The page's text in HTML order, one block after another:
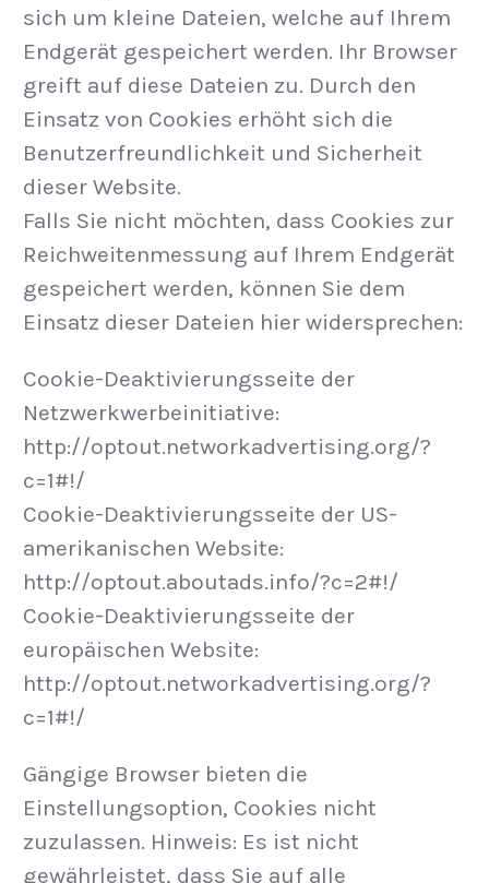
sich um kleine Dateien, welche auf Ihrem
Endgerät gespeichert werden. Ihr Browser
greift auf diese Dateien zu. Durch den
Einsatz von Cookies erhöht sich die
Benutzerfreundlichkeit und Sicherheit
dieser Website.
Falls Sie nicht möchten, dass Cookies zur
Reichweitenmessung auf Ihrem Endgerät
gespeichert werden, können Sie dem
Einsatz dieser Dateien hier widersprechen:
Cookie-Deaktivierungsseite der
Netzwerkwerbeinitiative:
http://optout.networkadvertising.org/?
c=1#!/
Cookie-Deaktivierungsseite der US-
amerikanischen Website:
http://optout.aboutads.info/?c=2#!/
Cookie-Deaktivierungsseite der
europäischen Website:
http://optout.networkadvertising.org/?
c=1#!/
Gängige Browser bieten die
Einstellungsoption, Cookies nicht
zuzulassen. Hinweis: Es ist nicht
gewährleistet, dass Sie auf alle